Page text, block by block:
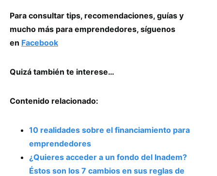
Para consultar tips, recomendaciones, guías y
mucho más para emprendedores, síguenos
en Facebook
Quizá también te interese…
Contenido relacionado:
10 realidades sobre el financiamiento para
emprendedores
¿Quieres acceder a un fondo del Inadem?
Éstos son los 7 cambios en sus reglas de